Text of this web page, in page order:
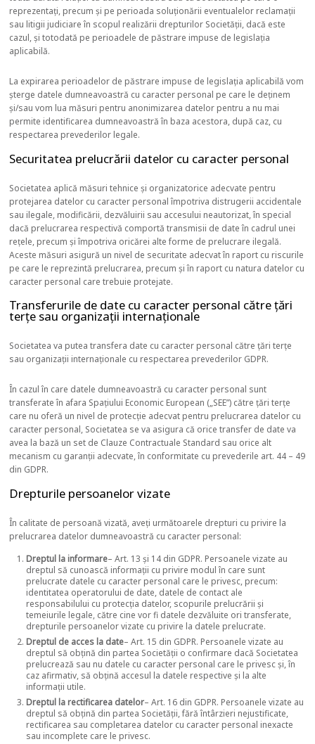
reprezentați, precum și pe perioada soluționării eventualelor reclamații
sau litigii judiciare în scopul realizării drepturilor Societății, dacă este
cazul, și totodată pe perioadele de păstrare impuse de legislația
aplicabilă.
La expirarea perioadelor de păstrare impuse de legislația aplicabilă vom
șterge datele dumneavoastră cu caracter personal pe care le deținem
și/sau vom lua măsuri pentru anonimizarea datelor pentru a nu mai
permite identificarea dumneavoastră în baza acestora, după caz, cu
respectarea prevederilor legale.
Securitatea prelucrării datelor cu caracter personal
Societatea aplică măsuri tehnice și organizatorice adecvate pentru
protejarea datelor cu caracter personal împotriva distrugerii accidentale
sau ilegale, modificării, dezvăluirii sau accesului neautorizat, în special
dacă prelucrarea respectivă comportă transmisii de date în cadrul unei
rețele, precum și împotriva oricărei alte forme de prelucrare ilegală.
Aceste măsuri asigură un nivel de securitate adecvat în raport cu riscurile
pe care le reprezintă prelucrarea, precum și în raport cu natura datelor cu
caracter personal care trebuie protejate.
Transferurile de date cu caracter personal către țări
terțe sau organizații internaționale
Societatea va putea transfera date cu caracter personal către țări terțe
sau organizații internaționale cu respectarea prevederilor GDPR.
În cazul în care datele dumneavoastră cu caracter personal sunt
transferate în afara Spațiului Economic European („SEE”) către țări terțe
care nu oferă un nivel de protecție adecvat pentru prelucrarea datelor cu
caracter personal, Societatea se va asigura că orice transfer de date va
avea la bază un set de Clauze Contractuale Standard sau orice alt
mecanism cu garanții adecvate, în conformitate cu prevederile art. 44 – 49
din GDPR.
Drepturile persoanelor vizate
În calitate de persoană vizată, aveți următoarele drepturi cu privire la
prelucrarea datelor dumneavoastră cu caracter personal:
Dreptul la informare– Art. 13 și 14 din GDPR. Persoanele vizate au
dreptul să cunoască informații cu privire modul în care sunt
prelucrate datele cu caracter personal care le privesc, precum:
identitatea operatorului de date, datele de contact ale
responsabilului cu protecția datelor, scopurile prelucrării și
temeiurile legale, către cine vor fi datele dezvăluite ori transferate,
drepturile persoanelor vizate cu privire la datele prelucrate.
Dreptul de acces la date– Art. 15 din GDPR. Persoanele vizate au
dreptul să obțină din partea Societății o confirmare dacă Societatea
prelucrează sau nu datele cu caracter personal care le privesc și, în
caz afirmativ, să obțină accesul la datele respective și la alte
informații utile.
Dreptul la rectificarea datelor– Art. 16 din GDPR. Persoanele vizate au
dreptul să obțină din partea Societății, fără întârzieri nejustificate,
rectificarea sau completarea datelor cu caracter personal inexacte
sau incomplete care le privesc.